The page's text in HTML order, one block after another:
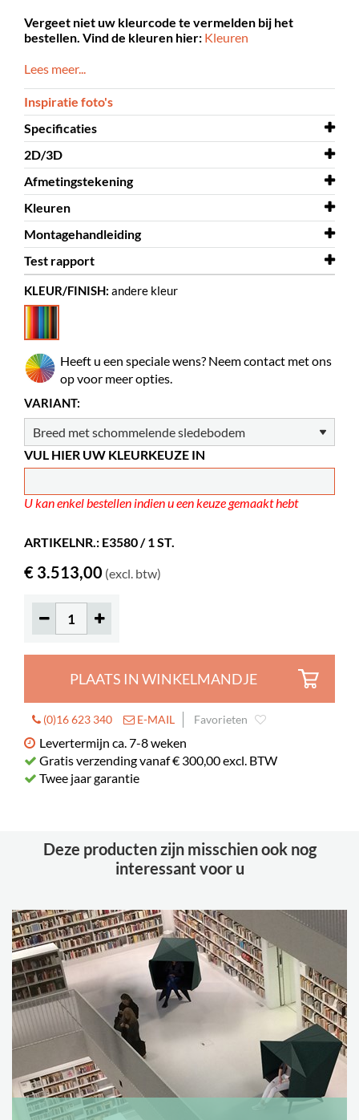
Vergeet niet uw kleurcode te vermelden bij het
bestellen. Vind de kleuren hier: Kleuren
Lees meer...
Inspiratie foto's
Specificaties
Breedte
Diepte
Hoogte
Kleur
Materiaal
Zelf te monteren
ja
1 volwassene + 1 kind
Zithoogte
300 mm
2D/3D
2D/3D HabiCave
Afmetingstekening
Afmetingstekening HabiCave
Kleuren
Kleuren HabiCave kleurnummer
Montagehandleiding
Montagehandleiding HabiCave
Test rapport
Test rapport
KLEUR/FINISH: andere kleur
Heeft u een speciale wens? Neem contact met ons
op voor meer opties.
VARIANT:
VUL HIER UW KLEURKEUZE IN
U kan enkel bestellen indien u een keuze gemaakt hebt
ARTIKELNR.: E3580 / 1 ST.
€ 3.513,00 (excl. btw)
PLAATS IN WINKELMANDJE
(0)16 623 340 E-MAIL Favorieten
Levertermijn ca. 7-8 weken
Gratis verzending vanaf € 300,00 excl. BTW
Twee jaar garantie
Deze producten zijn misschien ook nog
interessant voor u